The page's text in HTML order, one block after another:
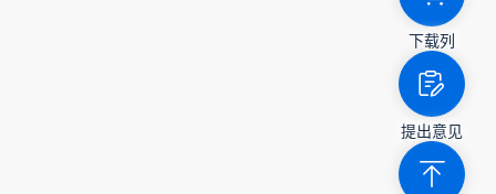
下载列
提出意见